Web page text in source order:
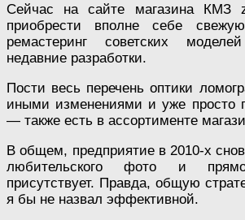
Сейчас на сайте магазина КМЗ
приобрести вполне себе
ремастеринг советских
недавние разработки.
Пости весь перечень оптики
иными изменениями и уже просто
— также есть в ассортименте
В общем, предприятие в 2010-х
любительского фото и
присутствует. Правда, общую
я бы не назвал эффективной.